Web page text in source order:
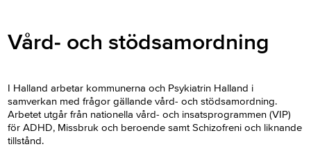
Vård- och stödsamordning
I Halland arbetar kommunerna och Psykiatrin Halland i
samverkan med frågor gällande vård- och stödsamordning.
Arbetet utgår från nationella vård- och insatsprogrammen (VIP)
för ADHD, Missbruk och beroende samt Schizofreni och liknande
tillstånd.